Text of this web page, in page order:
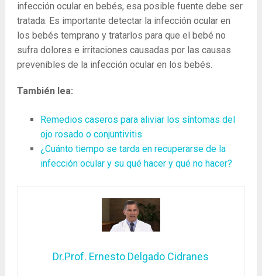
infección ocular en bebés, esa posible fuente debe ser
tratada. Es importante detectar la infección ocular en
los bebés temprano y tratarlos para que el bebé no
sufra dolores e irritaciones causadas por las causas
prevenibles de la infección ocular en los bebés.
También lea:
Remedios caseros para aliviar los síntomas del
ojo rosado o conjuntivitis
¿Cuánto tiempo se tarda en recuperarse de la
infección ocular y su qué hacer y qué no hacer?
Dr.Prof. Ernesto Delgado Cidranes